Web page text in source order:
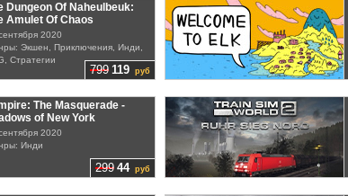
799 119 руб
Dungeon Of Naheulbeuk:
Amulet Of Chaos
2020
Экшен, Приключения, Инди,
Стратегии
299 44руб
The Masquerade -
of New York
2020
Инди